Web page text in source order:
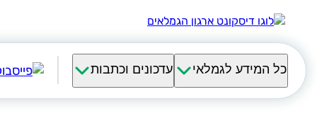
כל המידע לגמלאי עדכונים וכתבות